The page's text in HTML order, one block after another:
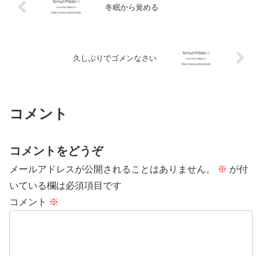
冬眠から覚める
久しぶりでゴメンなさい
コメント
コメントをどうぞ
メールアドレスが公開されることはありません。 ※ が付
いている欄は必須項目です
コメント ※